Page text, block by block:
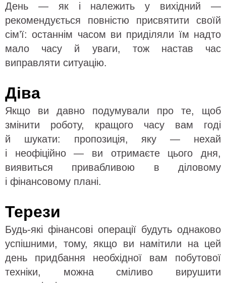
День — як і належить у вихідний —
рекомендується повністю присвятити своїй
сім’ї: останнім часом ви приділяли їм надто
мало часу й уваги, тож настав час
виправляти ситуацію.
Діва
Якщо ви давно подумували про те, щоб
змінити роботу, кращого часу вам годі
й шукати: пропозиція, яку — нехай
і неофіційно — ви отримаєте цього дня,
виявиться привабливою в діловому
і фінансовому плані.
Терези
Будь-які фінансові операції будуть однаково
успішними, тому, якщо ви намітили на цей
день придбання необхідної вам побутової
техніки, можна сміливо вирушити